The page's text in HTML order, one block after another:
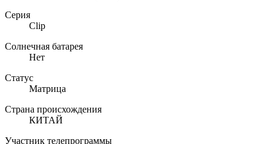
Серия
Clip
Солнечная батарея
Нет
Статус
Матрица
Страна происхождения
КИТАЙ
Участник телепрограммы